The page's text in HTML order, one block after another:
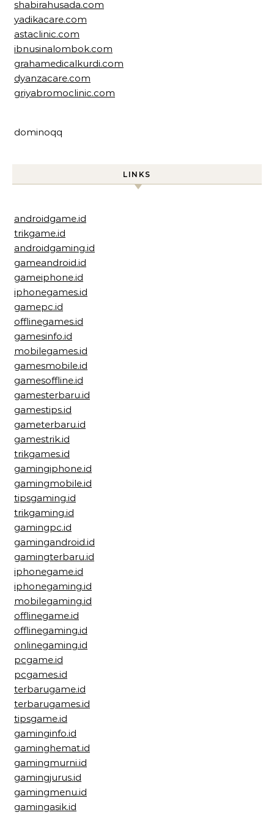
shabirahusada.com
yadikacare.com
astaclinic.com
ibnusinalombok.com
grahamedicalkurdi.com
dyanzacare.com
griyabromoclinic.com
dominoqq
LINKS
androidgame.id
trikgame.id
androidgaming.id
gameandroid.id
gameiphone.id
iphonegames.id
gamepc.id
offlinegames.id
gamesinfo.id
mobilegames.id
gamesmobile.id
gamesoffline.id
gamesterbaru.id
gamestips.id
gameterbaru.id
gamestrik.id
trikgames.id
gamingiphone.id
gamingmobile.id
tipsgaming.id
trikgaming.id
gamingpc.id
gamingandroid.id
gamingterbaru.id
iphonegame.id
iphonegaming.id
mobilegaming.id
offlinegame.id
offlinegaming.id
onlinegaming.id
pcgame.id
pcgames.id
terbarugame.id
terbarugames.id
tipsgame.id
gaminginfo.id
gaminghemat.id
gamingmurni.id
gamingjurus.id
gamingmenu.id
gamingasik.id